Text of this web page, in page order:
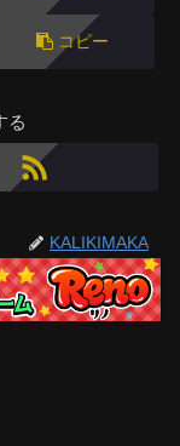
コピー
る
KALIKIMAKA